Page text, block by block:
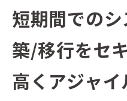
短期間での
築/移行をセ
高くアジャ